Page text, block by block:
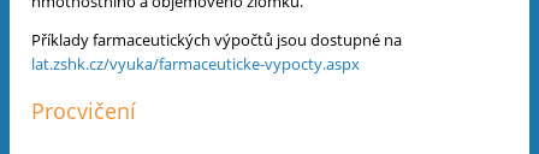
Příklady farmaceutických výpočtů jsou dostupné na
lat.zshk.cz/vyuka/farmaceuticke-vypocty.aspx
Procvičení